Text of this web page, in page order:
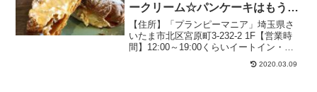
ークリーム☆パンケーキはもうす
ぐ♪【カフェ】
【住所】「プランピーマニア」埼玉県さ
いたま市北区宮原町3-232-2 1F【営業時
間】12:00～19:00くらいイートイン・ラ
ストオーダー（17:00）定休日：月、火曜
日TEL：048-716-9792テーブル席、小上
2020.03.09